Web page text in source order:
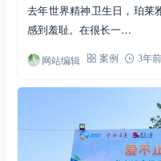
去年世界精神卫生日，珀莱
感到羞耻。在很长一…
网站编辑 案例 3年前